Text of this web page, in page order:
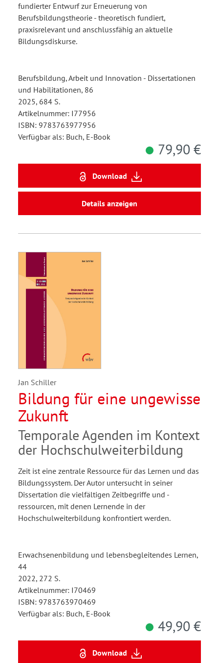
fundierter Entwurf zur Erneuerung von
Berufsbildungstheorie - theoretisch fundiert,
praxisrelevant und anschlussfähig an aktuelle
Bildungsdiskurse.
Berufsbildung, Arbeit und Innovation - Dissertationen
und Habilitationen, 86
2025, 684 S.
Artikelnummer: I77956
ISBN: 9783763977956
Verfügbar als: Buch, E-Book
79,90 €
Download
Details anzeigen
Jan Schiller
Bildung für eine ungewisse
Zukunft
Temporale Agenden im Kontext
der Hochschulweiterbildung
Zeit ist eine zentrale Ressource für das Lernen und das
Bildungssystem. Der Autor untersucht in seiner
Dissertation die vielfältigen Zeitbegriffe und -
ressourcen, mit denen Lernende in der
Hochschulweiterbildung konfrontiert werden.
Erwachsenenbildung und lebensbegleitendes Lernen,
44
2022, 272 S.
Artikelnummer: I70469
ISBN: 9783763970469
Verfügbar als: Buch, E-Book
49,90 €
Download